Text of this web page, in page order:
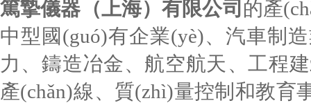
篤摯儀器（上海）有限公司 的產
中型國(guó)有企業(yè)、汽車制造
力、鑄造冶金、航空航天、工程
產(chǎn)線、質(zhì)量控制和教育